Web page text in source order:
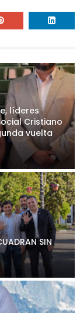
líderes
Cristiano
vuelta
SIN